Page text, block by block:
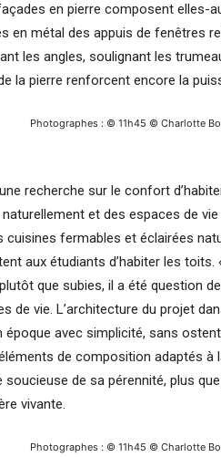
en pierre composent elles-
en métal des appuis de fenêtres
les angles, soulignant les
la pierre renforcent encore la
Photographes : © 11h45 © Charlotte
recherche sur le confort
et des espaces de
fermables et éclairées
aux étudiants d’habiter les toits.
que subies, il a été question
de vie. L’architecture du projet
époque avec simplicité, sans
de composition adaptés à
de sa pérennité, plus
vivante.
Photographes : © 11h45 © Charlotte